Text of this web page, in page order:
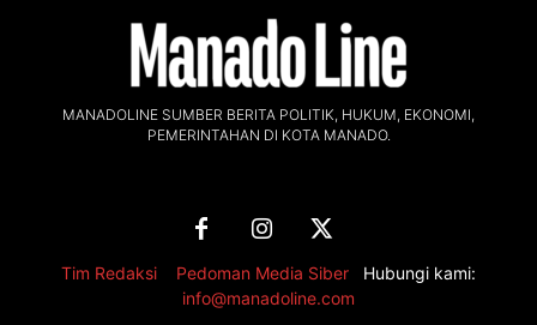
MANADOLINE SUMBER BERITA POLITIK, HUKUM, EKONOMI,
PEMERINTAHAN DI KOTA MANADO.
Tim Redaksi Pedoman Media Siber
Hubungi kami:
info@manadoline.com